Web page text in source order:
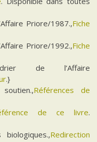
Priore/1987.,Fiche
Priore/1992.,Fiche
de l’Affaire
.}
Références de
de ce livre.
Redirection